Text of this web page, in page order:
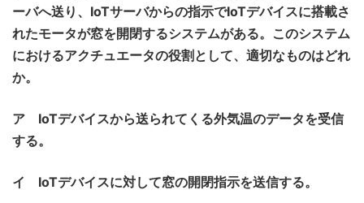
ーバへ送り、IoTサーバからの指示でIoTデバイスに搭載さ
れたモータが窓を開閉するシステムがある。このシステム
におけるアクチュエータの役割として、適切なものはどれ
か。
ア IoTデバイスから送られてくる外気温のデータを受信
する。
イ IoTデバイスに対して窓の開閉指示を送信する。